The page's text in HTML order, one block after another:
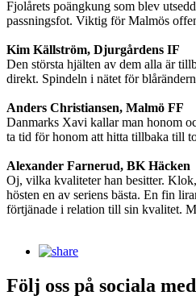
Fjolårets poängkung som blev
passningsfot. Viktig för Malmös
Kim Källström, Djurgårdens IF
Den största hjälten av dem alla är
direkt. Spindeln i nätet för
Anders Christiansen, Malmö FF
Danmarks Xavi kallar man honom
ta tid för honom att hitta tillbaka till
Alexander Farnerud, BK Häcken
Oj, vilka kvaliteter han besitter.
hösten en av seriens bästa. En fin
förtjänade i relation till sin kvalitet.
Följ oss på sociala